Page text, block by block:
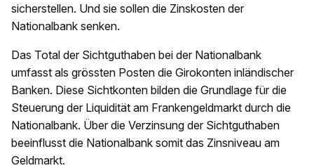
sicherstellen. Und sie sollen die Zinskosten der
Nationalbank senken.
Das Total der Sichtguthaben bei der Nationalbank
umfasst als grössten Posten die Girokonten inländischer
Banken. Diese Sichtkonten bilden die Grundlage für die
Steuerung der Liquidität am Frankengeldmarkt durch die
Nationalbank. Über die Verzinsung der Sichtguthaben
beeinflusst die Nationalbank somit das Zinsniveau am
Geldmarkt.